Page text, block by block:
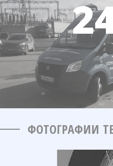
ФОТОГРАФИИ